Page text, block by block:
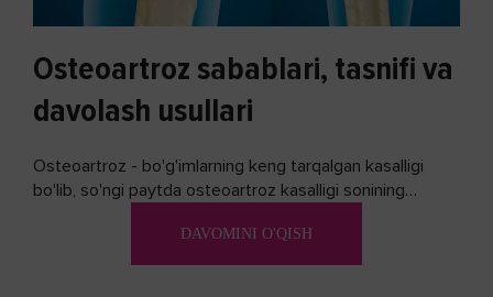
Osteoartroz sabablari, tasnifi va
davolash usullari
Osteoartroz - bo'g'imlarning keng tarqalgan kasalligi
bo'lib, so'ngi paytda osteoartroz kasalligi sonining
DAVOMINI O'QISH